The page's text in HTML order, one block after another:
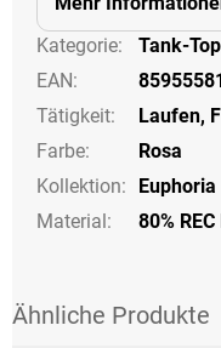
Kategorie:
Tank-
EAN:
Tätigkeit: Laufen,
Farbe:
Rosa
Kollektion:
Euphoria
Material:
80%